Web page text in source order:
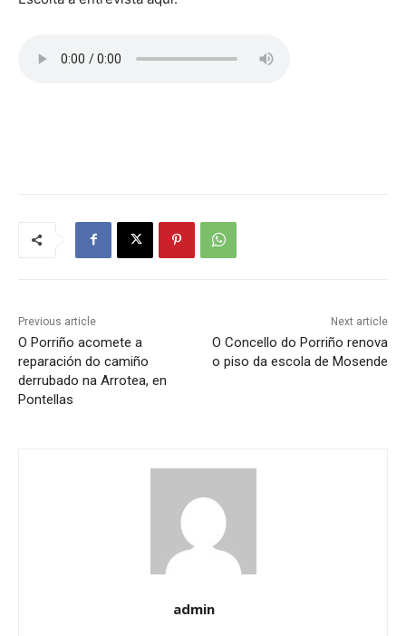
Previous article
O Porriño acomete a
reparación do camiño
derrubado na Arrotea, en
Pontellas
Next article
O Concello do Porriño renova
o piso da escola de Mosende
admin